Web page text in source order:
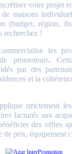
votre projet
maisons
(budget, région,
recherchez !
les
promoteurs.
par des
et la
strictement
facturés aux
des offres
de prix, équipement